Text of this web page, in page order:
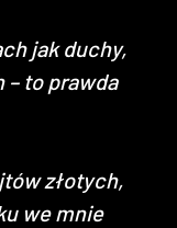
jak duchy,
– to prawda
złotych,
we mnie